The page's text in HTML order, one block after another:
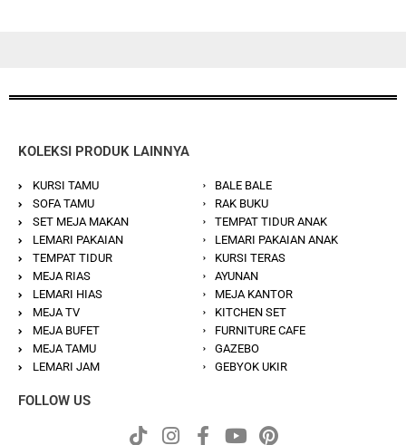
KOLEKSI PRODUK LAINNYA
KURSI TAMU
SOFA TAMU
SET MEJA MAKAN
LEMARI PAKAIAN
TEMPAT TIDUR
MEJA RIAS
LEMARI HIAS
MEJA TV
MEJA BUFET
MEJA TAMU
LEMARI JAM
BALE BALE
RAK BUKU
TEMPAT TIDUR ANAK
LEMARI PAKAIAN ANAK
KURSI TERAS
AYUNAN
MEJA KANTOR
KITCHEN SET
FURNITURE CAFE
GAZEBO
GEBYOK UKIR
FOLLOW US